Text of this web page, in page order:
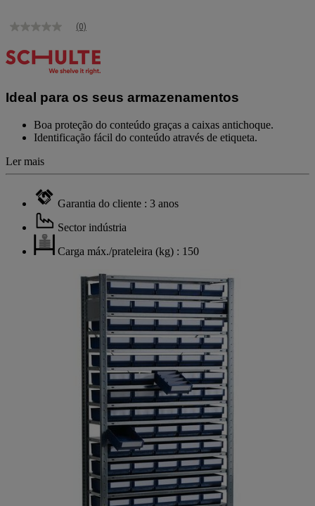
Sem
de
classificação
a
página.
(0)
Ideal para os seus armazenamentos
Boa proteção do conteúdo graças a caixas antichoque.
Identificação fácil do conteúdo através de etiqueta.
Ler mais
Garantia do cliente : 3 anos
Sector indústria
Carga máx./prateleira (kg) : 150